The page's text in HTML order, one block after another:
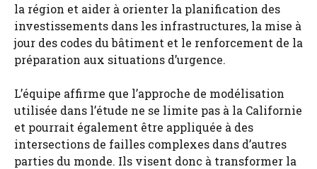
la région et aider à orienter la planification des
investissements dans les infrastructures, la mise à
jour des codes du bâtiment et le renforcement de la
préparation aux situations d’urgence.
L’équipe affirme que l’approche de modélisation
utilisée dans l’étude ne se limite pas à la Californie
et pourrait également être appliquée à des
intersections de failles complexes dans d’autres
parties du monde. Ils visent donc à transformer la